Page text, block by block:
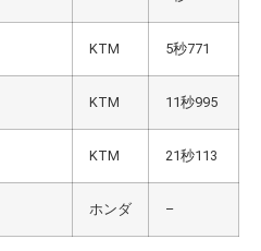
KTM 5秒771
KTM 11秒995
KTM 21秒113
ホンダ –